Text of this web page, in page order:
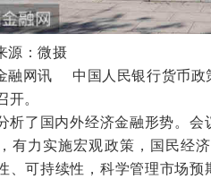
：微摄
网讯 中国人民银行货币
。
析了国内外经济金融形势。
有力实施宏观政策，国民经
、可持续性，科学管理市场